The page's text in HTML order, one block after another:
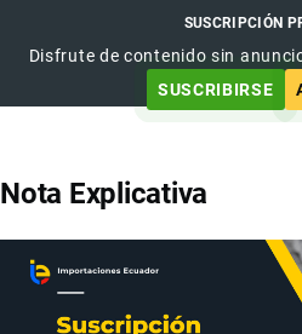
SUSCRIPCIÓN
Disfrute de contenido sin
SUSCRIBIRSE
Nota Explicativa